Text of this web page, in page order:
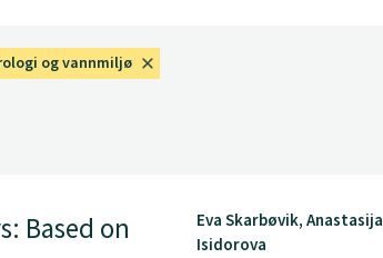
og vannmiljø
Based on
Eva Skarbøvik, Anastasija
Isidorova